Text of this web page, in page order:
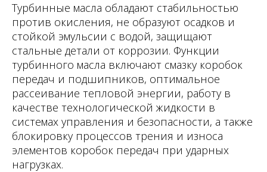
Турбинные масла обладают стабильностью
против окисления, не образуют осадков и
стойкой эмульсии с водой, защищают
стальные детали от коррозии. Функции
турбинного масла включают смазку коробок
передач и подшипников, оптимальное
рассеивание тепловой энергии, работу в
качестве технологической жидкости в
системах управления и безопасности, а также
блокировку процессов трения и износа
элементов коробок передач при ударных
нагрузках.